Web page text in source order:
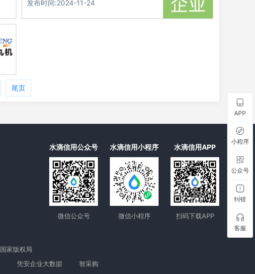
发布时间:2024-11-24
尾页
水滴信用公众号
微信公众号
水滴信用小程序
微信小程序
水滴信用APP
扫码下载APP
国家版权局
凭安企业大数据 智采购
APP
小程序
公众号
纠错
客服